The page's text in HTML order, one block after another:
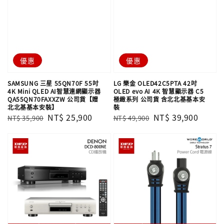
優惠
SAMSUNG 三星 55QN70F 55吋
4K Mini QLED AI智慧連網顯示器
QA55QN70FAXXZW 公司貨【贈
北北基基本安裝】
Regular
NT$ 35,900 Sale
NT$ 25,900
優惠
LG 樂金 OLED42C5PTA 42吋
OLED evo AI 4K 智慧顯示器 C5
極緻系列 公司貨 含北北基基本安
裝
Regular
NT$ 49,900 Sale
NT$ 39,900